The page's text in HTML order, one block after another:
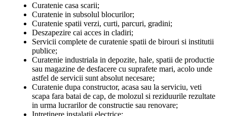
Curatenie casa scarii;
Curatenie in subsolul blocurilor;
Curatenie spatii verzi, curti, parcuri, gradini;
Deszapezire cai acces in cladiri;
Servicii complete de curatenie spatii de birouri si institutii
publice;
Curatenie industriala in depozite, hale, spatii de productie
sau magazine de desfacere cu suprafete mari, acolo unde
astfel de servicii sunt absolut necesare;
Curatenie dupa constructor, acasa sau la serviciu, veti
scapa fara batai de cap, de molozul si reziduurile rezultate
in urma lucrarilor de constructie sau renovare;
Intretinere instalatii electrice;